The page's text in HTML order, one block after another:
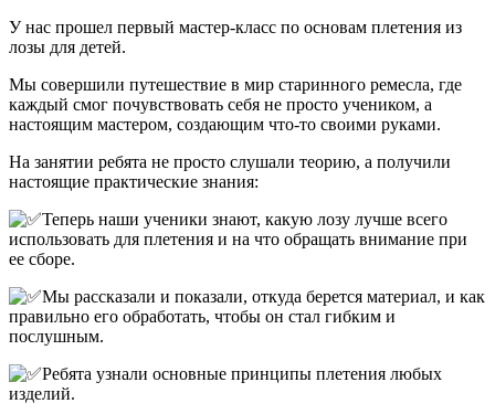
У нас прошел первый мастер-класс по основам плетения из
лозы для детей.
Мы совершили путешествие в мир старинного ремесла, где
каждый смог почувствовать себя не просто учеником, а
настоящим мастером, создающим что-то своими руками.
На занятии ребята не просто слушали теорию, а получили
настоящие практические знания:
Теперь наши ученики знают, какую лозу лучше всего
использовать для плетения и на что обращать внимание при
ее сборе.
Мы рассказали и показали, откуда берется материал, и как
правильно его обработать, чтобы он стал гибким и
послушным.
Ребята узнали основные принципы плетения любых
изделий.